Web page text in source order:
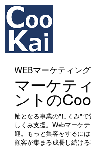
WEBマーケティン
マーケテ
ントの
軸となる事業の"しくみ"
しくみ支援。Webマーケ
迎。もっと集客をするに
顧客が集まる成長し続け